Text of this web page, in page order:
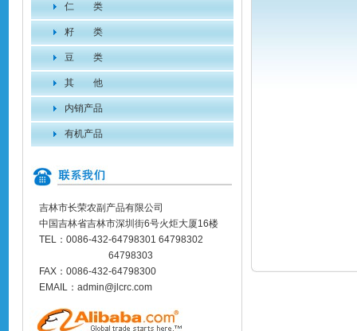
仁 类
籽 类
豆 类
其 他
内销产品
有机产品
吉林市长荣农副产品有限公司
中国吉林省吉林市深圳街6号火炬大厦16楼
TEL：0086-432-64798301 64798302
64798303
FAX：0086-432-64798300
EMAIL：admin@jlcrc.com